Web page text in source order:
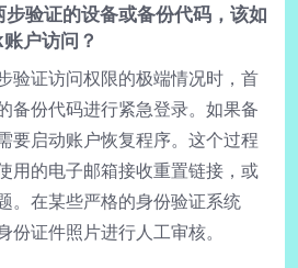
验证的设备或备份代码，该如
户访问？
验证访问权限的极端情况时，首
备份代码进行紧急登录。如果备
要启动账户恢复程序。这个过程
用的电子邮箱接收重置链接，或
。在某些严格的身份验证系统
份证件照片进行人工审核。